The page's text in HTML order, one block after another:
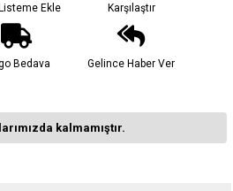
Ekle Karşılaştır
Bedava Gelince Haber Ver
kalmamıştır.